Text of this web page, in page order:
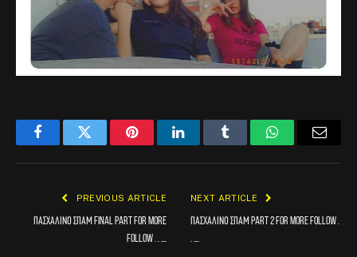
FacebookTwitter PinterestLinkedInTumblr WhatsApp
PREVIOUS ARTICLE
Πασχαλινό σπαμ final part For more
follow . . ….
NEXT ARTICLE
Πασχαλινό σπαμ part 2 For more follow .
. ….